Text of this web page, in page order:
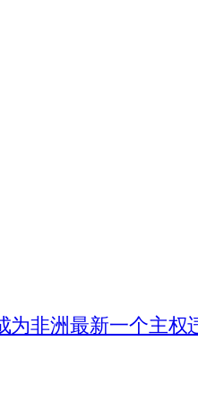
为非洲最新一个主权